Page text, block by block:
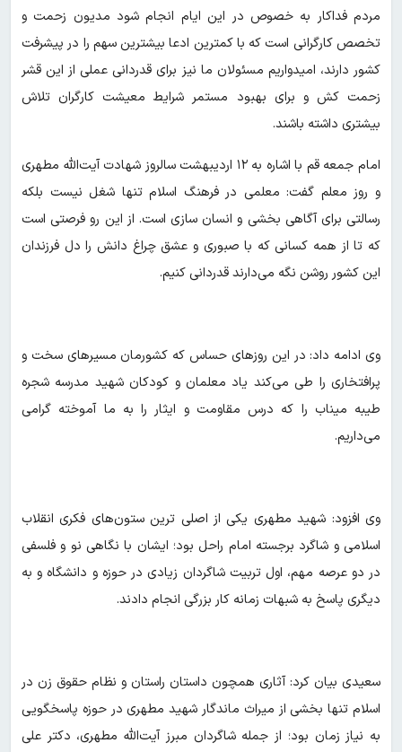
مردم فداکار به خصوص در این ایام انجام شود مدیون زحمت و
تخصص کارگرانی است که با کمترین ادعا بیشترین سهم را در پیشرفت
کشور دارند، امیدواریم مسئولان ما نیز برای قدردانی عملی از این قشر
زحمت کش و برای بهبود مستمر شرایط معیشت کارگران تلاش
بیشتری داشته باشند.
امام جمعه قم با اشاره به ۱۲ اردیبهشت سالروز شهادت آیت‌الله مطهری
و روز معلم گفت: معلمی در فرهنگ اسلام تنها شغل نیست بلکه
رسالتی برای آگاهی بخشی و انسان سازی است. از این رو فرصتی است
که تا از همه کسانی که با صبوری و عشق چراغ دانش را دل فرزندان
این کشور روشن نگه می‌دارند قدردانی کنیم.
وی ادامه داد: در این روزهای حساس که کشورمان مسیرهای سخت و
پرافتخاری را طی می‌کند یاد معلمان و کودکان شهید مدرسه شجره
طیبه میناب را که درس مقاومت و ایثار را به ما آموخته گرامی
می‌داریم.
وی افزود: شهید مطهری یکی از اصلی ترین ستون‌های فکری انقلاب
اسلامی و شاگرد برجسته امام راحل بود؛ ایشان با نگاهی نو و فلسفی
در دو عرصه مهم، اول تربیت شاگردان زیادی در حوزه و دانشگاه و به
دیگری پاسخ به شبهات زمانه کار بزرگی انجام دادند.
سعیدی بیان کرد: آثاری همچون داستان راستان و نظام حقوق زن در
اسلام تنها بخشی از میراث ماندگار شهید مطهری در حوزه پاسخگویی
به نیاز زمان بود؛ از جمله شاگردان مبرز آیت‌الله مطهری، دکتر علی